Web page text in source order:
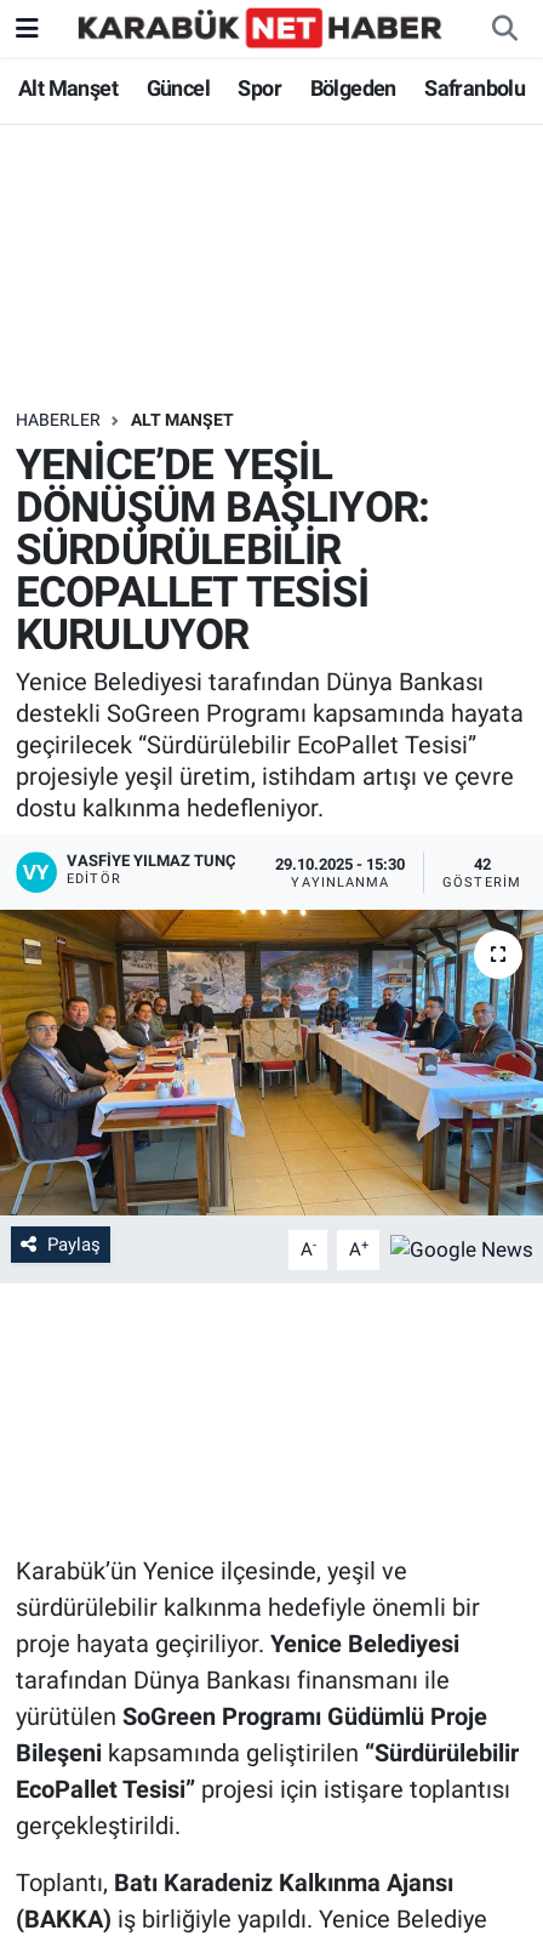
Alt Manşet Güncel Spor Bölgeden Safranbolu
HABERLER ALT MANŞET
YENİCE’DE YEŞİL
DÖNÜŞÜM BAŞLIYOR:
SÜRDÜRÜLEBİLİR
ECOPALLET TESİSİ
KURULUYOR
Yenice Belediyesi tarafından Dünya Bankası
destekli SoGreen Programı kapsamında hayata
geçirilecek “Sürdürülebilir EcoPallet Tesisi”
projesiyle yeşil üretim, istihdam artışı ve çevre
dostu kalkınma hedefleniyor.
VASFIYE YILMAZ TUNÇ
EDITÖR
29.10.2025 - 15:30
YAYINLANMA
42
GÖSTERIM
Paylaş A- A+
Karabük’ün Yenice ilçesinde, yeşil ve
sürdürülebilir kalkınma hedefiyle önemli bir
proje hayata geçiriliyor. Yenice Belediyesi
tarafından Dünya Bankası finansmanı ile
yürütülen SoGreen Programı Güdümlü Proje
Bileşeni kapsamında geliştirilen “Sürdürülebilir
EcoPallet Tesisi”projesi için istişare toplantısı
gerçekleştirildi.
Toplantı, Batı Karadeniz Kalkınma Ajansı
(BAKKA) iş birliğiyle yapıldı. Yenice Belediye